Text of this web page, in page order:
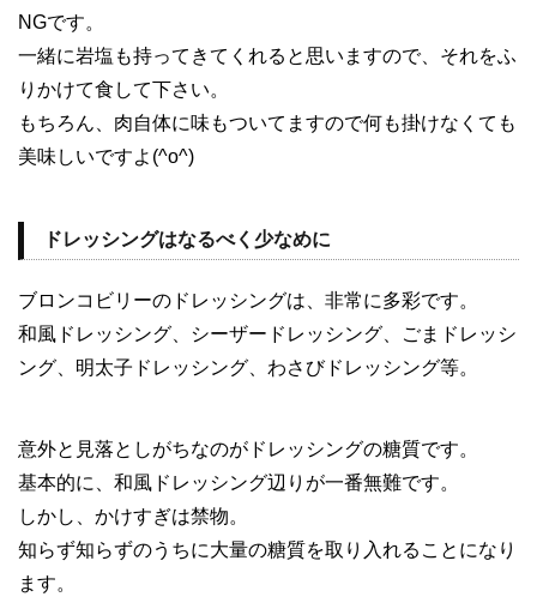
NGです。
一緒に岩塩も持ってきてくれると思いますので、それをふ
りかけて食して下さい。
もちろん、肉自体に味もついてますので何も掛けなくても
美味しいですよ(^o^)
ドレッシングはなるべく少なめに
ブロンコビリーのドレッシングは、非常に多彩です。
和風ドレッシング、シーザードレッシング、ごまドレッシ
ング、明太子ドレッシング、わさびドレッシング等。
意外と見落としがちなのがドレッシングの糖質です。
基本的に、和風ドレッシング辺りが一番無難です。
しかし、かけすぎは禁物。
知らず知らずのうちに大量の糖質を取り入れることになり
ます。